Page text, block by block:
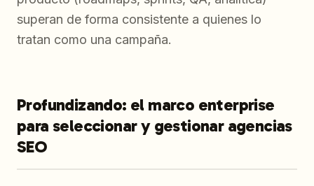
superan de forma consistente a quienes lo
tratan como una campaña.
Profundizando: el marco enterprise
para seleccionar y gestionar agencias
SEO